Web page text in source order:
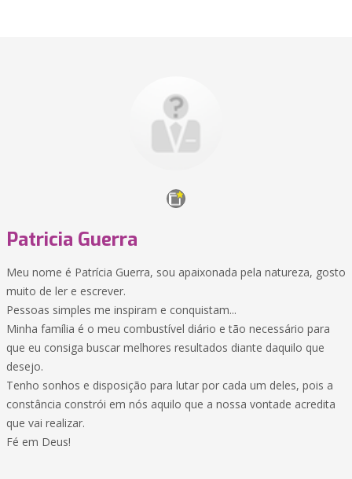
Patricia Guerra
Meu nome é Patrícia Guerra, sou apaixonada pela natureza, gosto
muito de ler e escrever.
Pessoas simples me inspiram e conquistam...
Minha família é o meu combustível diário e tão necessário para
que eu consiga buscar melhores resultados diante daquilo que
desejo.
Tenho sonhos e disposição para lutar por cada um deles, pois a
constância constrói em nós aquilo que a nossa vontade acredita
que vai realizar.
Fé em Deus!